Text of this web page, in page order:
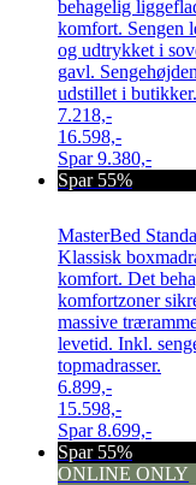
behagelig
komfort. Sengen
og udtrykket i
gavl.
udstillet i butikker.
7.218,-
16.598,-
Spar9.380,-
Spar 55%
MasterBed
Klassisk
komfort. Det
komfortzoner
massive
levetid. Inkl.
topmadrasser.
6.899,-
15.598,-
Spar8.699,-
Spar 55%
ONLINE ONLY